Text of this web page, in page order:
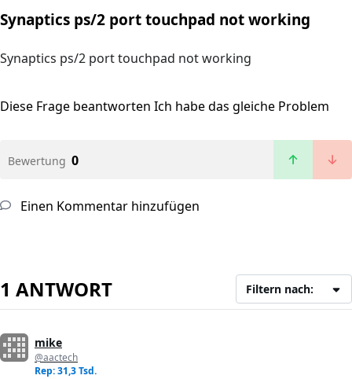
Synaptics ps/2 port touchpad not working
Synaptics ps/2 port touchpad not working
Diese Frage beantworten Ich habe das gleiche Problem
Bewertung 0
Einen Kommentar hinzufügen
1 ANTWORT Filtern nach:
mike
@aactech
Rep: 31,3 Tsd.